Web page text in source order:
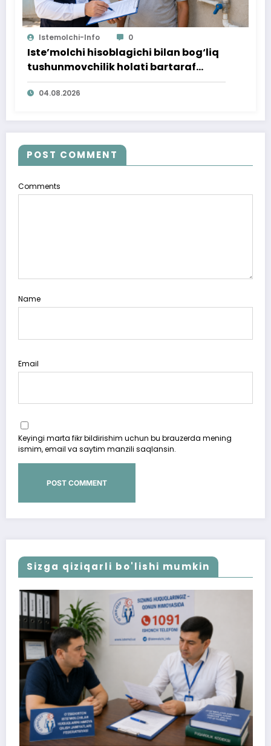
Istemolchi-Info 0
Iste’molchi hisoblagichi bilan bog‘liq
tushunmovchilik holati bartaraf
qilindi
04.08.2026
POST COMMENT
Comments
Name
Email
Keyingi marta fikr bildirishim uchun bu brauzerda mening
ismim, email va saytim manzili saqlansin.
Sizga qiziqarli bo'lishi mumkin